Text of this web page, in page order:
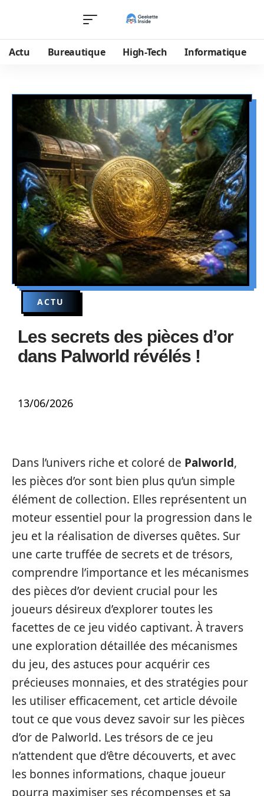
Actu Bureautique High-Tech Informatique
ACTU
Les secrets des pièces d’or
dans Palworld révélés !
13/06/2026
Dans l’univers riche et coloré de Palworld,
les pièces d’or sont bien plus qu’un simple
élément de collection. Elles représentent un
moteur essentiel pour la progression dans le
jeu et la réalisation de diverses quêtes. Sur
une carte truffée de secrets et de trésors,
comprendre l’importance et les mécanismes
des pièces d’or devient crucial pour les
joueurs désireux d’explorer toutes les
facettes de ce jeu vidéo captivant. À travers
une exploration détaillée des mécanismes
du jeu, des astuces pour acquérir ces
précieuses monnaies, et des stratégies pour
les utiliser efficacement, cet article dévoile
tout ce que vous devez savoir sur les pièces
d’or de Palworld. Les trésors de ce jeu
n’attendent que d’être découverts, et avec
les bonnes informations, chaque joueur
pourra maximiser ses récompenses et sa